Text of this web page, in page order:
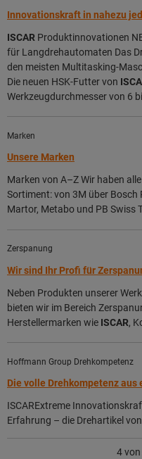
Innovationskraft in nahezu
ISCAR Produktinnovationen
für Langdrehautomaten Das
den meisten Multitasking-
Die neuen HSK-Futter von
Werkzeugdurchmesser von 6
Marken
Unsere Marken
Marken von A–Z Wir haben
Sortiment: von 3M über Bosch
Martor, Metabo und PB Swiss
Zerspanung
Wir sind Ihr Profi für
Neben Produkten unserer
bieten wir im Bereich
Herstellermarken wie ISCAR,
Hoffmann Group Drehkompetenz
Die volle Drehkompetenz aus
ISCARExtreme
Erfahrung – die Drehartikel von
4von